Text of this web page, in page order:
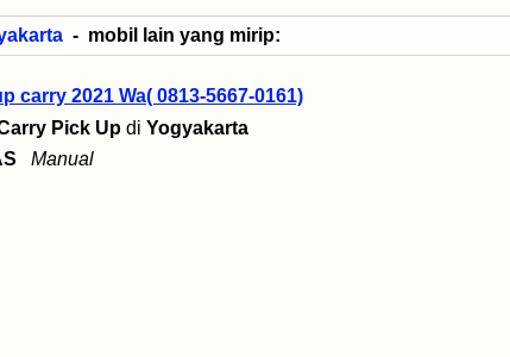
- mobil lain yang mirip:
carry 2021 Wa( 0813-5667-0161)
Pick Up di Yogyakarta
Manual